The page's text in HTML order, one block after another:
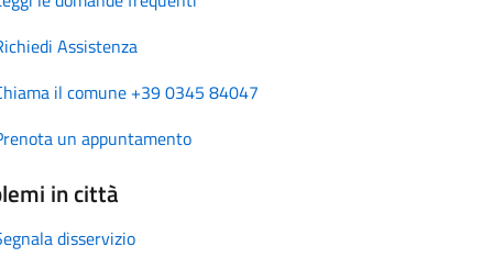
Assistenza
il comune +39 0345 84047
un appuntamento
in città
disservizio